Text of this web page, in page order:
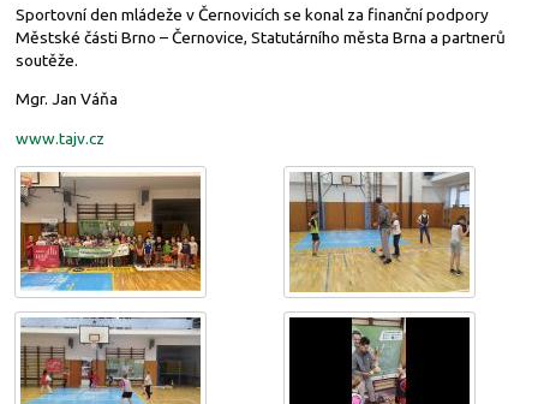
Sportovní den mládeže v Černovicích se konal za finanční podpory
Městské části Brno – Černovice, Statutárního města Brna a partnerů
soutěže.
Mgr. Jan Váňa
www.tajv.cz